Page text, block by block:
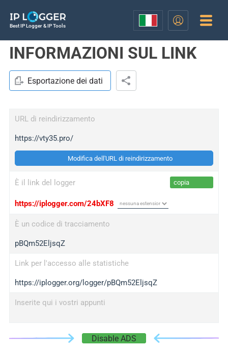
Best IP Logger & IP Tools
INFORMAZIONI SUL LINK
Esportazione dei dati
URL di reindirizzamento
https://vty35.pro/
Modifica dell'URL di reindirizzamento
È il link del logger copia
https://iplogger.com/24bXF8
È un codice di tracciamento
pBQm52EljsqZ
Link per l'accesso alle statistiche
https://iplogger.org/logger/pBQm52EljsqZ
Inserite qui i vostri appunti
Disable ADS